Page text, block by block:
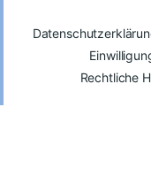
Rechtliche